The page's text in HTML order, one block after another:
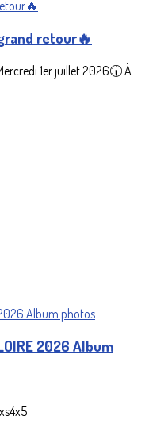
retour🔥
1er juillet 2026🕡 À
2026 Album